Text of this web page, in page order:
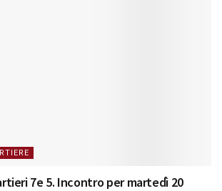
7e 5. Incontro per martedì 20